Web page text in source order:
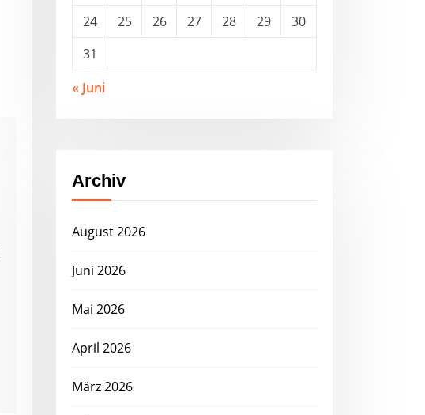
24
25 26 27 28 29
30
31
« Juni
Archiv
August 2026
Juni 2026
Mai 2026
April 2026
März 2026